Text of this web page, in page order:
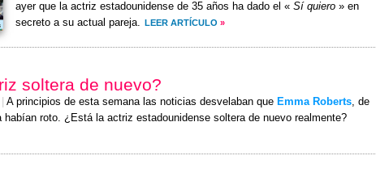
ayer que la actriz estadounidense de 35 años ha dado el « Sí quiero » en
secreto a su actual pareja. LEER ARTÍCULO »
soltera de nuevo?
A principios de esta semana las noticias desvelaban que Emma Roberts, de
habían roto. ¿Está la actriz estadounidense soltera de nuevo realmente?